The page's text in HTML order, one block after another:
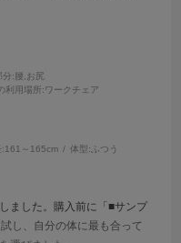
分:腰,お尻
利用場所:ワークチェア
:161～165cm 体型: ふつう
ました。購入前に「■サンプ
し、自分の体に最も合って